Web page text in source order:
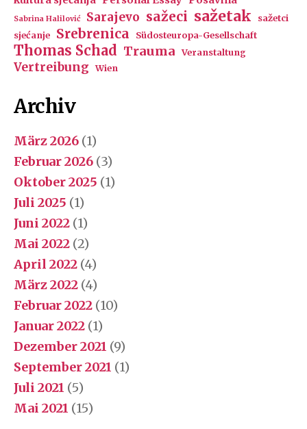
Sabrina Halilović Sarajevo sažeci sažetak
sažetci
sjećanje
Srebrenica Südosteuropa-Gesellschaft
Thomas Schad Trauma Veranstaltung
Vertreibung Wien
Archiv
März 2026 (1)
Februar 2026 (3)
Oktober 2025 (1)
Juli 2025 (1)
Juni 2022 (1)
Mai 2022 (2)
April 2022 (4)
März 2022 (4)
Februar 2022 (10)
Januar 2022 (1)
Dezember 2021 (9)
September 2021 (1)
Juli 2021 (5)
Mai 2021 (15)